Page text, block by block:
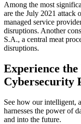
Among the most
are the July 2021 attack
managed service
disruptions. Another
S.A., a central meat
disruptions.
Experience
Cybersecurity
See how our intelligent,
harnesses the power of
and into the future.